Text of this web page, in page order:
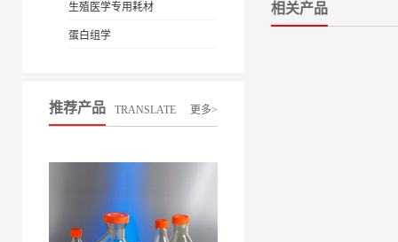
生殖医学专用耗材
蛋白组学
推荐产品 TRANSLATE 更多>
相关产品